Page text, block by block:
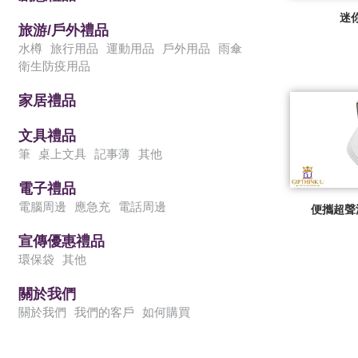
旅游/戶外禮品
水樽 旅行用品 運動用品 戶外用品
雨傘
衛生防疫用品
家居禮品
文具禮品
筆 桌上文具 記事薄 其他
電子禮品
電腦周邊 應急充 電話周邊
宣傳優惠禮品
環保袋 其他
關於我們
關於我們 我們的客戶 如何購買
迷
便攜超